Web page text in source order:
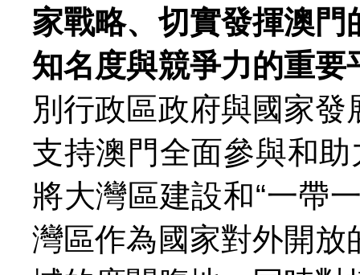
家戰略、切實發揮澳
知名度與競爭力的重要
別行政區政府與國家
支持澳門全面參與和助
將大灣區建設和“一帶
灣區作為國家對外開